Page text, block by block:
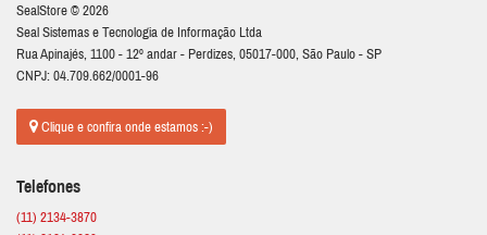
SealStore © 2026
Seal Sistemas e Tecnologia de Informação Ltda
Rua Apinajés, 1100 - 12º andar - Perdizes, 05017-000, São Paulo - SP
CNPJ: 04.709.662/0001-96
Clique e confira onde estamos :-)
Telefones
(11) 2134-3870